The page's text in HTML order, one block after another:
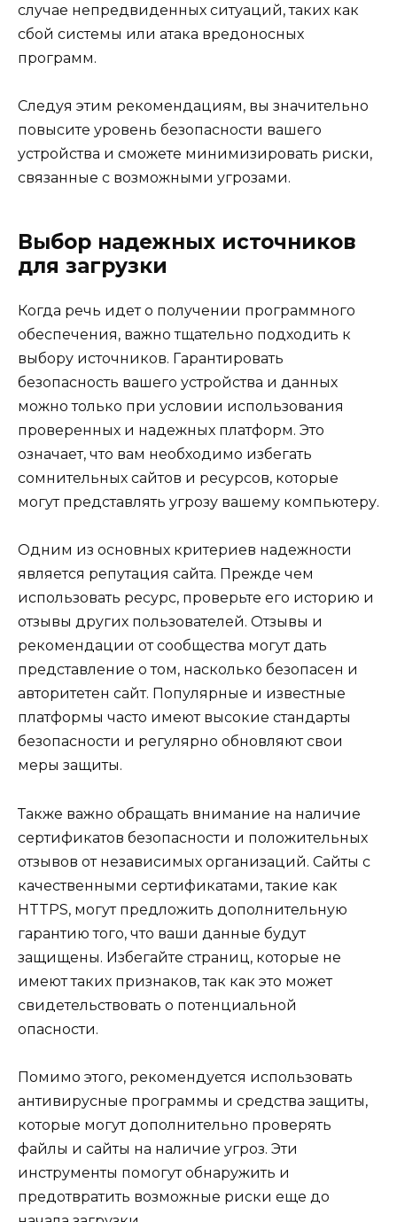
случае непредвиденных ситуаций, таких как
сбой системы или атака вредоносных
программ.
Следуя этим рекомендациям, вы значительно
повысите уровень безопасности вашего
устройства и сможете минимизировать риски,
связанные с возможными угрозами.
Выбор надежных источников
для загрузки
Когда речь идет о получении программного
обеспечения, важно тщательно подходить к
выбору источников. Гарантировать
безопасность вашего устройства и данных
можно только при условии использования
проверенных и надежных платформ. Это
означает, что вам необходимо избегать
сомнительных сайтов и ресурсов, которые
могут представлять угрозу вашему компьютеру.
Одним из основных критериев надежности
является репутация сайта. Прежде чем
использовать ресурс, проверьте его историю и
отзывы других пользователей. Отзывы и
рекомендации от сообщества могут дать
представление о том, насколько безопасен и
авторитетен сайт. Популярные и известные
платформы часто имеют высокие стандарты
безопасности и регулярно обновляют свои
меры защиты.
Также важно обращать внимание на наличие
сертификатов безопасности и положительных
отзывов от независимых организаций. Сайты с
качественными сертификатами, такие как
HTTPS, могут предложить дополнительную
гарантию того, что ваши данные будут
защищены. Избегайте страниц, которые не
имеют таких признаков, так как это может
свидетельствовать о потенциальной
опасности.
Помимо этого, рекомендуется использовать
антивирусные программы и средства защиты,
которые могут дополнительно проверять
файлы и сайты на наличие угроз. Эти
инструменты помогут обнаружить и
предотвратить возможные риски еще до